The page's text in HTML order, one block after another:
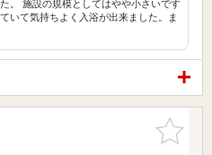
。 施設の規模としてはやや小さいです
いて気持ちよく入浴が出来ました。ま
お気に入
りに追加